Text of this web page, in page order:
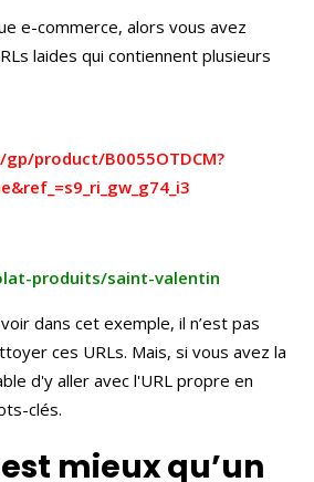
e-commerce, alors vous avez
laides qui contiennent plusieurs
product/B0055OTDCM?
produits/saint-valentin
dans cet exemple, il n’est pas
ces URLs. Mais, si vous avez la
d'y aller avec l'URL propre en
clés.
est mieux qu’un